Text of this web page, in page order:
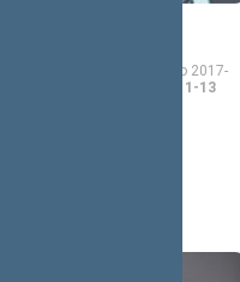
Seimo narys nuo 2017-
iki 2020-11-13